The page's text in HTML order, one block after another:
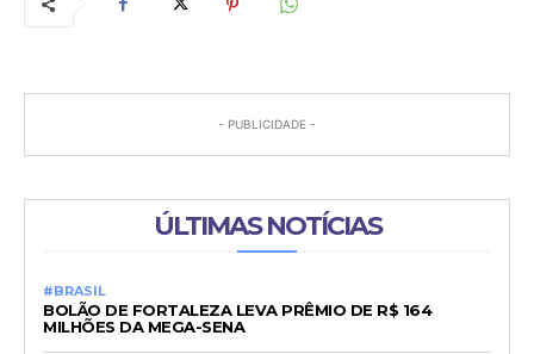
- PUBLICIDADE -
ÚLTIMAS NOTÍCIAS
#BRASIL
BOLÃO DE FORTALEZA LEVA PRÊMIO DE R$ 164
MILHÕES DA MEGA-SENA